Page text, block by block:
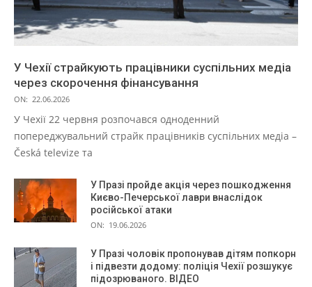
У Чехії страйкують працівники суспільних медіа
через скорочення фінансування
ON: 22.06.2026
У Чехії 22 червня розпочався одноденний
попереджувальний страйк працівників суспільних медіа –
Česká televize та
У Празі пройде акція через пошкодження
Києво-Печерської лаври внаслідок
російської атаки
ON: 19.06.2026
У Празі чоловік пропонував дітям попкорн
і підвезти додому: поліція Чехії розшукує
підозрюваного. ВІДЕО